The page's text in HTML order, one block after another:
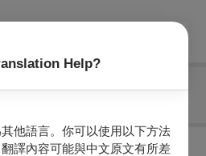
Help?
他語言。你可以使用以下方法
譯內容可能與中文原文有所差
可售場次